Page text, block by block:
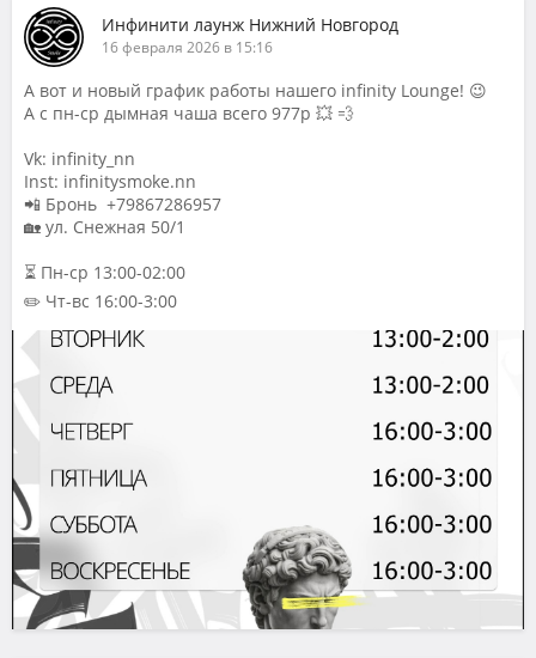
Инфинити лаунж Нижний Новгород
16 февраля 2026 в 15:16
А вот и новый график работы нашего infinity Lounge! 😉
А с пн-ср дымная чаша всего 977р 💥 💨
Vk: infinity_nn
Inst: infinitysmoke.nn
📲 Бронь +79867286957
🏡 ул. Снежная 50/1
⏳ Пн-ср 13:00-02:00
✏️ Чт-вс 16:00-3:00